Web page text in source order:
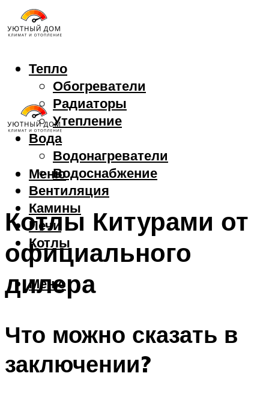
Тепло
Обогреватели
Радиаторы
Утепление
Вода
Водонагреватели
Водоснабжение
Вентиляция
Камины
Печи
Котлы
Меню
Меню
Котлы Китурами от
официального
дилера
Что можно сказать в
заключении?